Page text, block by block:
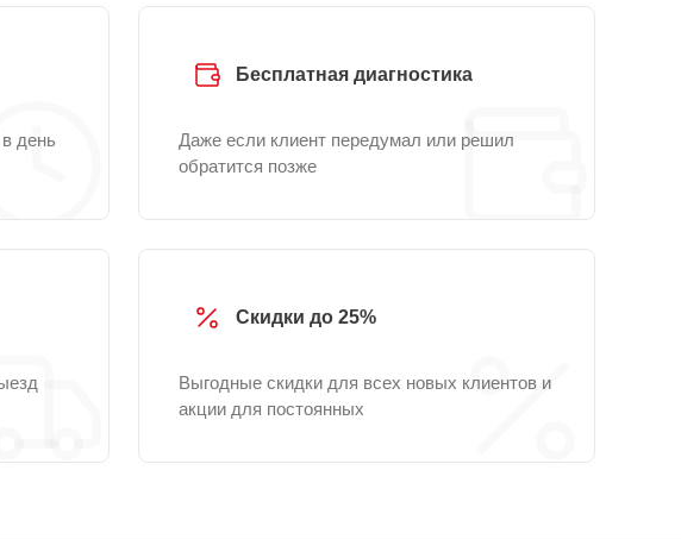
день
Бесплатная диагностика
Даже если клиент передумал или решил
обратится позже
Скидки до 25%
Выгодные скидки для всех новых клиентов и
акции для постоянных